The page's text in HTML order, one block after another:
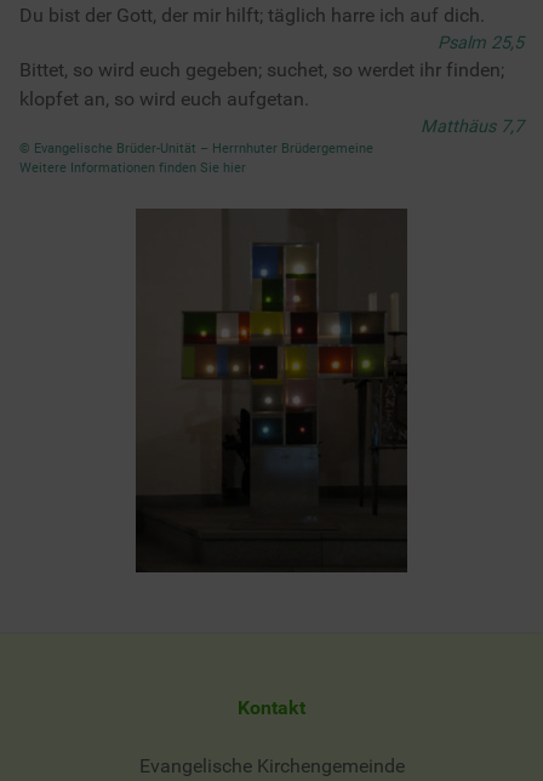
Du bist der Gott, der mir hilft; täglich harre ich auf dich.
Psalm 25,5
Bittet, so wird euch gegeben; suchet, so werdet ihr finden;
klopfet an, so wird euch aufgetan.
Matthäus 7,7
© Evangelische Brüder-Unität – Herrnhuter Brüdergemeine
Weitere Informationen finden Sie hier
Kontakt
Evangelische Kirchengemeinde